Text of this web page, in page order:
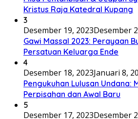
Kristus Raja Katedral Kupang
3
Desember 19, 2023Desember
Gawi Massal 2023: Perayaan
Persatuan Keluarga Ende
4
Desember 18, 2023Januari 8,
Pengukuhan Lulusan Undana:
Perpisahan dan Awal Baru
5
Desember 17, 2023Desember